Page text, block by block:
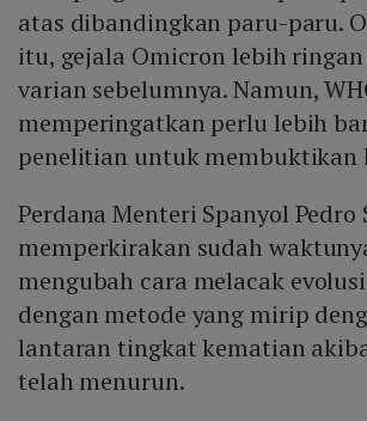
atas dibandingkan paru-paru.
itu, gejala Omicron lebih
varian sebelumnya. Namun,
memperingatkan perlu lebih
penelitian untuk membuktikan
Perdana Menteri Spanyol Pedro
memperkirakan sudah
mengubah cara melacak
dengan metode yang mirip
lantaran tingkat kematian
telah menurun.